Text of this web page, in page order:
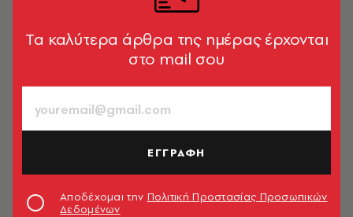
Tα καλύτερα άρθρα της ημέρας έρχονται
στο mail σου
ΕΓΓΡΑΦΗ
Αποδέχομαι την Πολιτική Προστασίας Προσωπικών
Δεδομένων